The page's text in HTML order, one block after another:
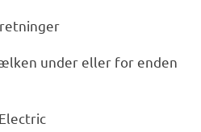
under eller for enden